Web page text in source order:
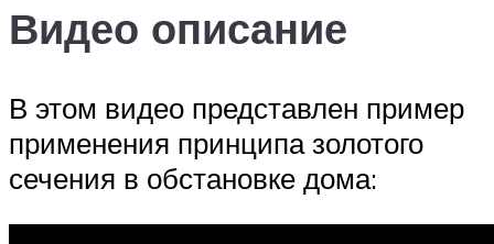
Видео описание
В этом видео представлен пример
применения принципа золотого
сечения в обстановке дома: